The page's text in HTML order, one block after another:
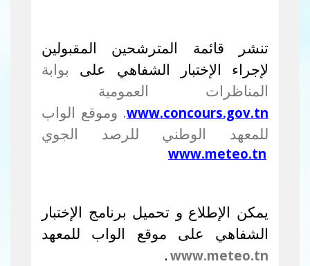
تنشر قائمة المترشحين المقبولين
لإجراء الإختبار الشفاهي على بوابة
المناظرات العمومية
www.concours.gov.tn. وموقع الواب
للمعهد الوطني للرصد الجوي
www.meteo.tn
يمكن الإطلاع و تحميل برنامج الإختبار
الشفاهي على موقع الواب للمعهد
www.meteo.tn
.